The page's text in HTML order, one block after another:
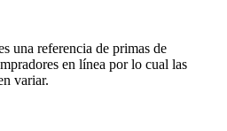
una referencia de primas de
en línea por lo cual las
variar.